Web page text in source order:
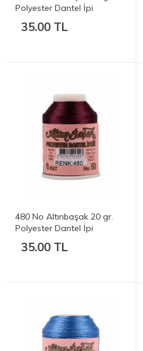
Polyester Dantel İpi
35.00 TL
480 No Altınbaşak 20 gr.
Polyester Dantel İpi
35.00 TL